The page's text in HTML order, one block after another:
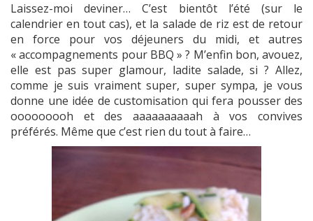
Laissez-moi deviner… C’est bientôt l’été (sur le
calendrier en tout cas), et la salade de riz est de retour
en force pour vos déjeuners du midi, et autres
« accompagnements pour BBQ » ? M’enfin bon, avouez,
elle est pas super glamour, ladite salade, si ? Allez,
comme je suis vraiment super, super sympa, je vous
donne une idée de customisation qui fera pousser des
ooooooooh et des aaaaaaaaaah à vos convives
préférés. Même que c’est rien du tout à faire…